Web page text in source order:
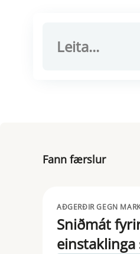
Fann færslur
AÐGERÐIR GEGN
Sniðmát